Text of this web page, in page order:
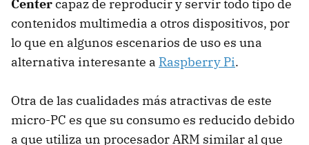
Centercapaz de reproducir y servir todo tipo de
contenidos multimedia a otros dispositivos, por
lo que en algunos escenarios de uso es una
alternativa interesante a Raspberry Pi.
Otra de las cualidades más atractivas de este
micro-PC es que su consumo es reducido debido
a que utiliza un procesador ARM similar al que